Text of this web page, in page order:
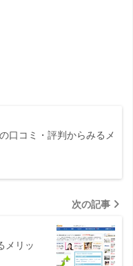
口コミ・評判からみるメ
次の記事
メリッ